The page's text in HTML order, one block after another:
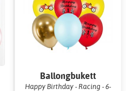
Ballongbukett
Happy Birthday - Racing - 6-